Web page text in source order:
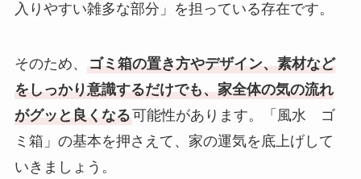
入りやすい雑多な部分」を担っている存在です。
そのため、
ゴミ箱の置き方やデザイン、素材など
をしっかり意識するだけでも、家全体の気の流れ
がグッと良くなる可能性があります。「風水 ゴ
ミ箱」の基本を押さえて、家の運気を底上げして
いきましょう。